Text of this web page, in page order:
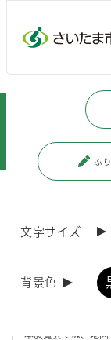
ふ
文字サイズ
背景色
市政
>
ア―大宮盆栽村100年
（令和7年9月
本展覧会では、地図